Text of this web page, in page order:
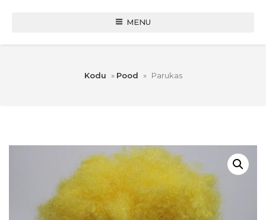
MENU
Kodu » Pood » Parukas